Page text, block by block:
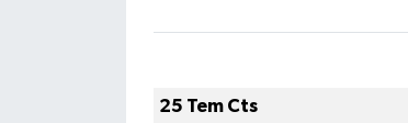
25 Tem Cts